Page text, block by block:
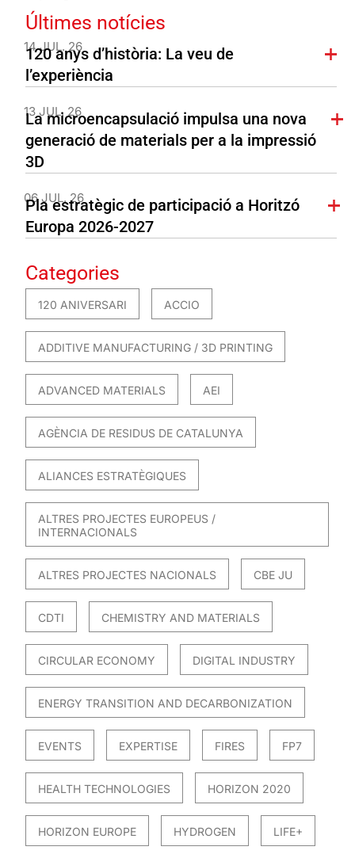
Últimes notícies
14 JUL. 26
120 anys d’història: La veu de
l’experiència
13 JUL. 26
La microencapsulació impulsa una nova
generació de materials per a la impressió
3D
06 JUL. 26
Pla estratègic de participació a Horitzó
Europa 2026-2027
Categories
120 ANIVERSARI ACCIO
ADDITIVE MANUFACTURING / 3D PRINTING
ADVANCED MATERIALS AEI
AGÈNCIA DE RESIDUS DE CATALUNYA
ALIANCES ESTRATÈGIQUES
ALTRES PROJECTES EUROPEUS /
INTERNACIONALS
ALTRES PROJECTES NACIONALS CBE JU
CDTI CHEMISTRY AND MATERIALS
CIRCULAR ECONOMY DIGITAL INDUSTRY
ENERGY TRANSITION AND DECARBONIZATION
EVENTS EXPERTISE FIRES FP7
HEALTH TECHNOLOGIES HORIZON 2020
HORIZON EUROPE HYDROGEN LIFE+